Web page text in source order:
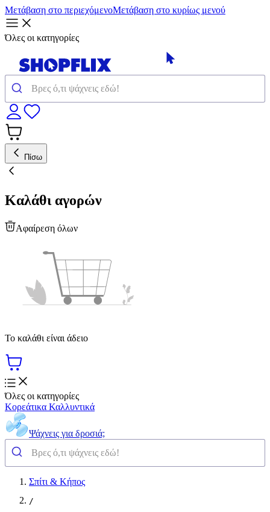
Μετάβαση στο περιεχόμενοΜετάβαση στο κυρίως μενού
Όλες οι κατηγορίες
Πίσω
Καλάθι αγορών
Αφαίρεση όλων
Το καλάθι είναι άδειο
Όλες οι κατηγορίες
Κορεάτικα Καλλυντικά
Ψάχνεις για δροσιά;
Σπίτι & Κήπος
/